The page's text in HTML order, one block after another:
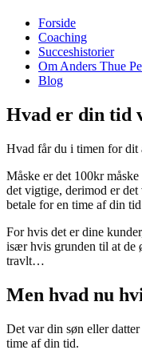
Forside
Coaching
Succeshistorier
Om Anders Thue
Blog
Hvad er din tid
Hvad får du i timen for dit
Måske er det 100kr
det vigtige, derimod er
betale for en time af din
For hvis det er dine
især hvis grunden til at de
travlt…
Men hvad nu
Det var din søn eller
time af din tid.